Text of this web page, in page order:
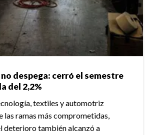
despega: cerró el semestre
del 2,2%
textiles y automotriz
las ramas más comprometidas,
deterioro también alcanzó a